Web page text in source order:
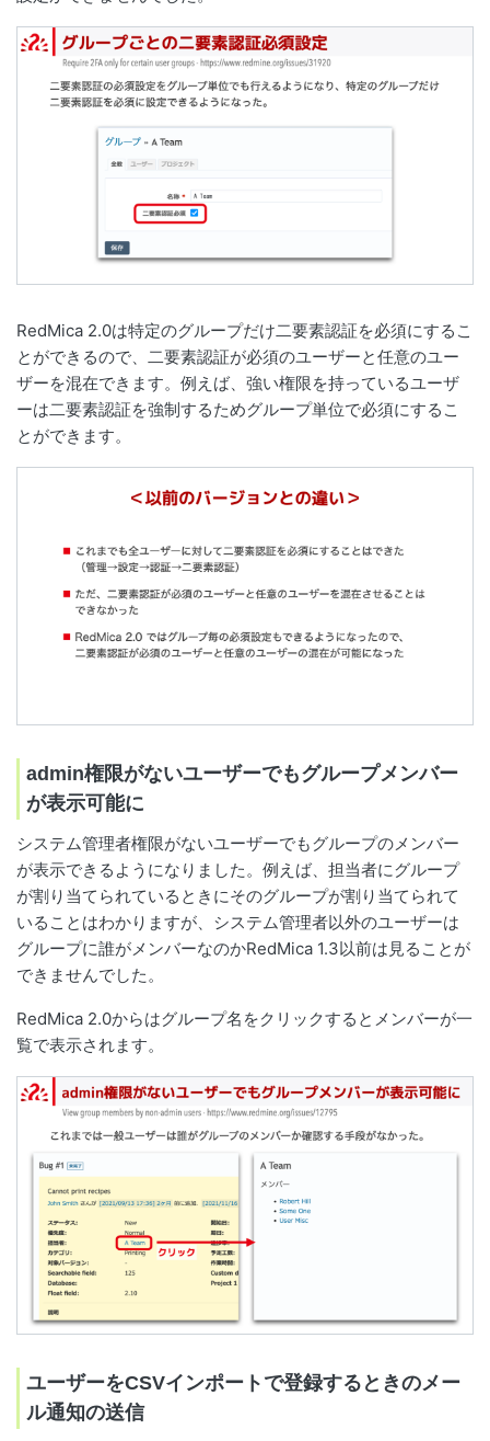
RedMica 2.0は特定のグループだけ二要素認証を必須にするこ
とができるので、二要素認証が必須のユーザーと任意のユー
ザーを混在できます。例えば、強い権限を持っているユーザ
ーは二要素認証を強制するためグループ単位で必須にするこ
とができます。
admin権限がないユーザーでもグループメンバー
が表示可能に
システム管理者権限がないユーザーでもグループのメンバー
が表示できるようになりました。例えば、担当者にグループ
が割り当てられているときにそのグループが割り当てられて
いることはわかりますが、システム管理者以外のユーザーは
グループに誰がメンバーなのかRedMica 1.3以前は見ることが
できませんでした。
RedMica 2.0からはグループ名をクリックするとメンバーが一
覧で表示されます。
ユーザーをCSVインポートで登録するときのメー
ル通知の送信